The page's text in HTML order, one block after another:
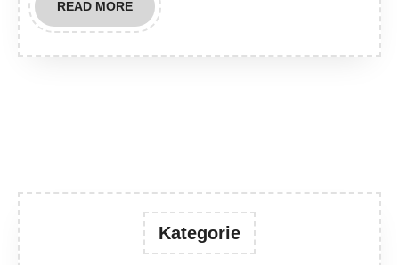
READ MOREREAD
MORE
Kategorie